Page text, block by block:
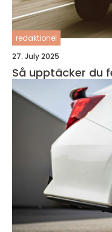
redaktionel
27. July 2025
Så upptäcker du